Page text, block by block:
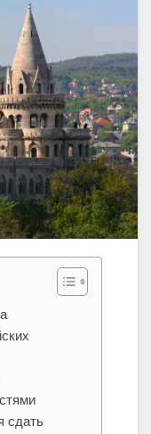
сдать